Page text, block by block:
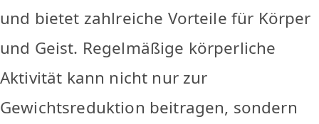
und bietet zahlreiche Vorteile für Körper
und Geist. Regelmäßige körperliche
Aktivität kann nicht nur zur
Gewichtsreduktion beitragen, sondern